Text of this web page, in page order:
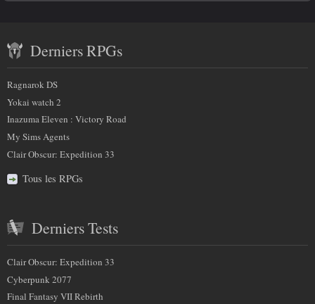
p
)
:
savoir
plus
sur
nous
récent
et
partenaires
Derniers RPGs
Ragnarok DS
Yokai watch 2
Inazuma Eleven : Victory Road
My Sims Agents
Clair Obscur: Expedition 33
Tous les RPGs
Derniers Tests
Clair Obscur: Expedition 33
Cyberpunk 2077
Final Fantasy VII Rebirth